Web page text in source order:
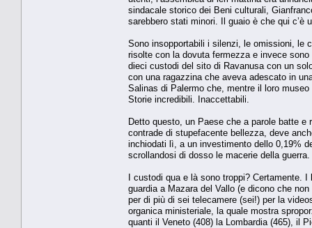
sindacale storico dei Beni culturali,
sarebbero stati minori. Il guaio è che qui c’è
Sono insopportabili i silenzi, le omissioni, le
risolte con la dovuta fermezza e invece
dieci custodi del sito di Ravanusa con un
con una ragazzina che aveva adescato in
Salinas di Palermo che, mentre il loro
Storie incredibili. Inaccettabili.
Detto questo, un Paese che a parole batte
contrade di stupefacente bellezza, deve
inchiodati lì, a un investimento dello 0,19%
scrollandosi di dosso le macerie della guerra.
I custodi qua e là sono troppi? Certamente.
guardia a Mazara del Vallo (e dicono che
per di più di sei telecamere (sei!) per la
organica ministeriale, la quale mostra
quanti il Veneto (408) la Lombardia (465), il